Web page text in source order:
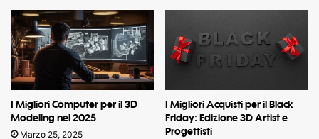
I Migliori Computer per il 3D
Modeling nel 2025
Marzo 25, 2025
I Migliori Acquisti per il Black
Friday: Edizione 3D Artist e
Progettisti